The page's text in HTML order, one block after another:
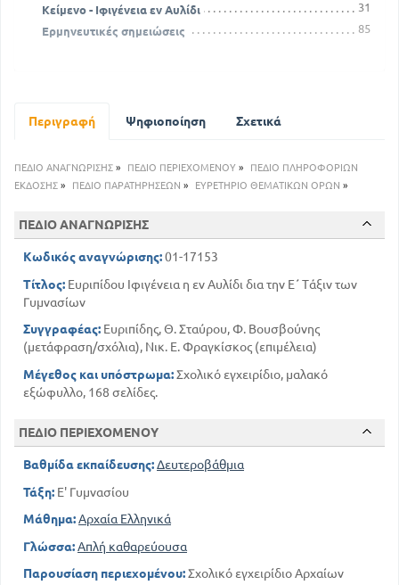
Κείμενο - Ιφιγένεια εν Αυλίδι
31
Ερμηνευτικές σημειώσεις
85
Περιγραφή Ψηφιοποίηση Σχετικά
ΠΕΔΙΟ ΑΝΑΓΝΩΡΙΣΗΣ » ΠΕΔΙΟ ΠΕΡΙΕΧΟΜΕΝΟΥ »
ΠΕΔΙΟ ΠΛΗΡΟΦΟΡΙΩΝ
ΕΚΔΟΣΗΣ » ΠΕΔΙΟ ΠΑΡΑΤΗΡΗΣΕΩΝ » ΕΥΡΕΤΗΡΙΟ ΘΕΜΑΤΙΚΩΝ ΟΡΩΝ »
ΠΕΔΙΟ ΑΝΑΓΝΩΡΙΣΗΣ
Κωδικός αναγνώρισης:01-17153
Τίτλος: Ευριπίδου Ιφιγένεια η εν Αυλίδι δια την Ε΄ Τάξιν των
Γυμνασίων
Συγγραφέας: Ευριπίδης, Θ. Σταύρου, Φ. Βουσβούνης
(μετάφραση/σχόλια), Νικ. Ε. Φραγκίσκος (επιμέλεια)
Μέγεθος και υπόστρωμα:Σχολικό εγχειρίδιο, μαλακό
εξώφυλλο, 168 σελίδες.
ΠΕΔΙΟ ΠΕΡΙΕΧΟΜΕΝΟΥ
Βαθμίδα εκπαίδευσης:Δευτεροβάθμια
Τάξη: Ε' Γυμνασίου
Μάθημα:Αρχαία Ελληνικά
Γλώσσα:Απλή καθαρεύουσα
Παρουσίαση περιεχομένου:Σχολικό εγχειρίδιο Αρχαίων